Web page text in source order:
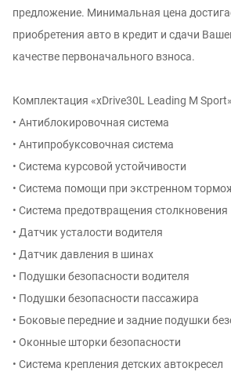
предложение. Минимальная цена
приобретения авто в кредит и сдачи
качестве первоначального взноса.
Комплектация «xDrive30L Leading M
• Антиблокировочная система
• Антипробуксовочная система
• Система курсовой устойчивости
• Система помощи при экстренном
• Система предотвращения столкновения
• Датчик усталости водителя
• Датчик давления в шинах
• Подушки безопасности водителя
• Подушки безопасности пассажира
• Боковые передние и задние подушки
• Оконные шторки безопасности
• Система крепления детских автокресел